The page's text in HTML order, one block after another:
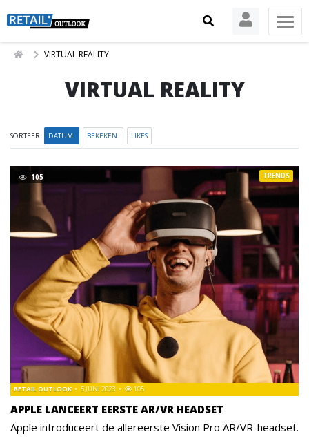
VIRTUAL REALITY
VIRTUAL REALITY
SORTEER: DATUM BEKEKEN LIKES
105
APPLE LANCEERT EERSTE AR/VR HEADSET
RETAIL OUTLOOK 5 JUNI 2023 105
TRENDS
Apple introduceert de allereerste Vision Pro AR/VR-headset.